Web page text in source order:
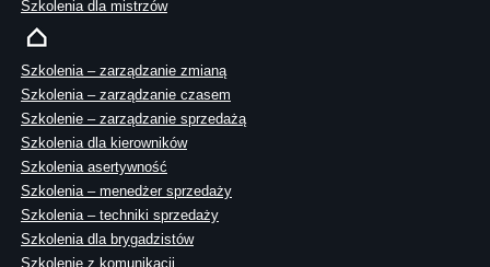
Szkolenia dla mistrzów
Szkolenia – zarządzanie zmianą
Szkolenia – zarządzanie czasem
Szkolenie – zarządzanie sprzedażą
Szkolenia dla kierowników
Szkolenia asertywność
Szkolenia – menedżer sprzedaży
Szkolenia – techniki sprzedaży
Szkolenia dla brygadzistów
Szkolenie z komunikacji